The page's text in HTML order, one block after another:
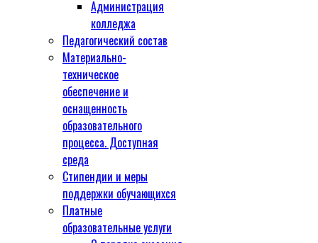
Администрация
колледжа
Педагогический состав
Материально-
техническое
обеспечение и
оснащенность
образовательного
процесса. Доступная
среда
Стипендии и меры
поддержки обучающихся
Платные
образовательные услуги